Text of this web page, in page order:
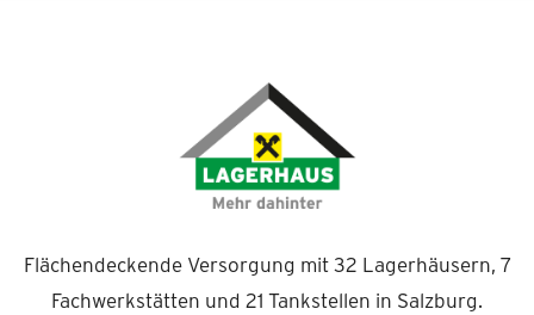
Flächendeckende Versorgung mit 32 Lagerhäusern, 7
Fachwerkstätten und 21 Tankstellen in Salzburg.